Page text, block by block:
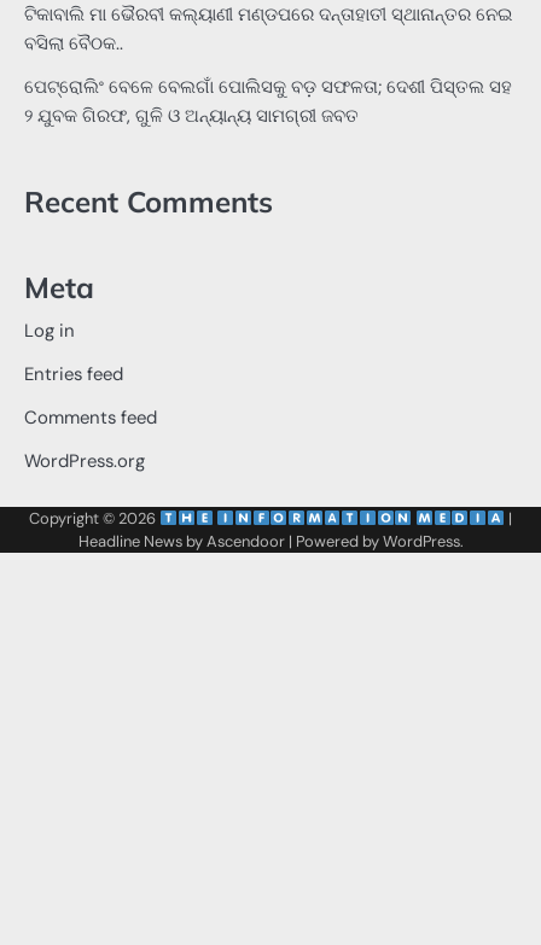
ଟିକାବାଲି ମା ଭୈରବୀ କଲ୍ୟାଣୀ ମଣ୍ଡପରେ ଦନ୍ତାହାତୀ ସ୍ଥାନାନ୍ତର ନେଇ
ବସିଲା ବୈଠକ..
ପେଟ୍ରୋଲିଂ ବେଳେ ବେଲଗାଁ ପୋଲିସକୁ ବଡ଼ ସଫଳତା; ଦେଶୀ ପିସ୍ତଲ ସହ
୨ ଯୁବକ ଗିରଫ, ଗୁଳି ଓ ଅନ୍ୟାନ୍ୟ ସାମଗ୍ରୀ ଜବତ
Recent Comments
Meta
Log in
Entries feed
Comments feed
WordPress.org
Copyright © 2026
|
Headline News byAscendoor| Powered byWordPress.